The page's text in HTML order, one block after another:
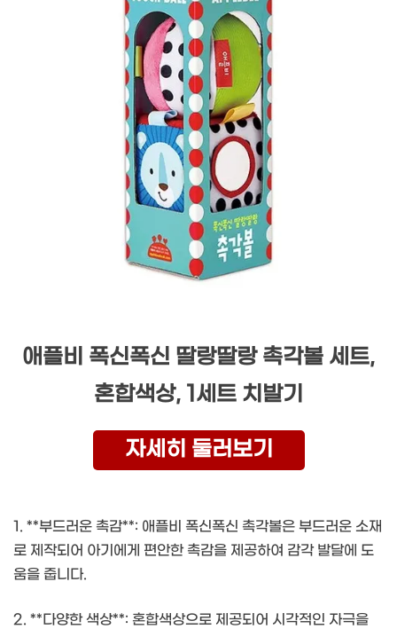
애플비 폭신폭신 딸랑딸랑 촉각볼 세트,
혼합색상, 1세트 치발기
자세히 둘러보기
1. **부드러운 촉감**: 애플비 폭신폭신 촉각볼은 부드러운 소재
로 제작되어 아기에게 편안한 촉감을 제공하여 감각 발달에 도
움을 줍니다.
2. **다양한 색상**: 혼합색상으로 제공되어 시각적인 자극을